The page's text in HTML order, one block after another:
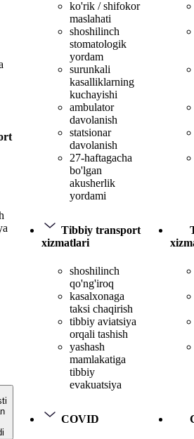
ko'rik / shifokor
maslahati
shoshilinch
stomatologik
yordam
surunkali
kasalliklarning
kuchayishi
ambulator
davolanish
statsionar
davolanish
27-haftagacha
bo'lgan
akusherlik
yordami
Tibbiy transport
xizmatlari
shoshilinch
qo'ng'iroq
kasalxonaga
taksi chaqirish
tibbiy aviatsiya
orqali tashish
yashash
mamlakatiga
tibbiy
evakuatsiya
COVID